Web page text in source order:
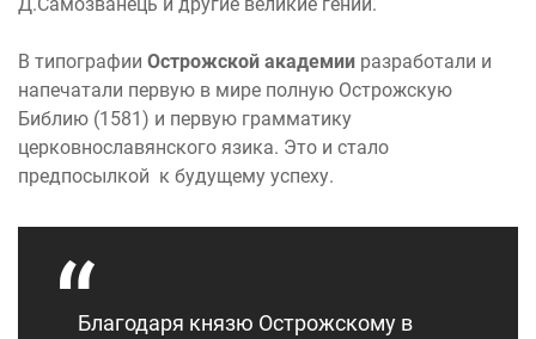
Д.Самозванець и другие великие гении.
В типографии Острожской академии разработали и
напечатали первую в мире полную Острожскую
Библию (1581) и первую грамматику
церковнославянского язика. Это и стало
предпосылкой к будущему успеху.
Благодаря князю Острожскому в